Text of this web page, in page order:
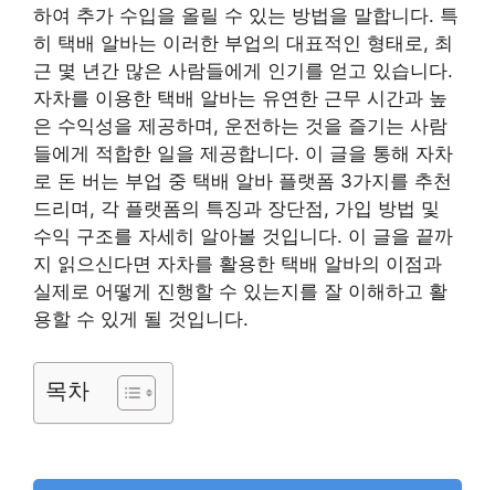
하여 추가 수입을 올릴 수 있는 방법을 말합니다. 특
히 택배 알바는 이러한 부업의 대표적인 형태로, 최
근 몇 년간 많은 사람들에게 인기를 얻고 있습니다.
자차를 이용한 택배 알바는 유연한 근무 시간과 높
은 수익성을 제공하며, 운전하는 것을 즐기는 사람
들에게 적합한 일을 제공합니다. 이 글을 통해 자차
로 돈 버는 부업 중 택배 알바 플랫폼 3가지를 추천
드리며, 각 플랫폼의 특징과 장단점, 가입 방법 및
수익 구조를 자세히 알아볼 것입니다. 이 글을 끝까
지 읽으신다면 자차를 활용한 택배 알바의 이점과
실제로 어떻게 진행할 수 있는지를 잘 이해하고 활
용할 수 있게 될 것입니다.
목차